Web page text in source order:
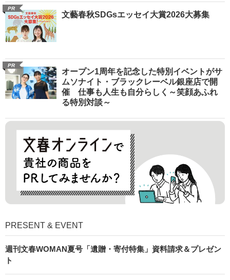
PR
文藝春秋SDGsエッセイ大賞2026大募集
PR
オープン1周年を記念した特別イベントがサ
ムソナイト・ブラックレーベル銀座店で開
催 仕事も人生も自分らしく～笑顔あふれ
る特別対談～
PRESENT & EVENT
週刊文春WOMAN夏号「遺贈・寄付特集」資料請求＆プレゼン
ト